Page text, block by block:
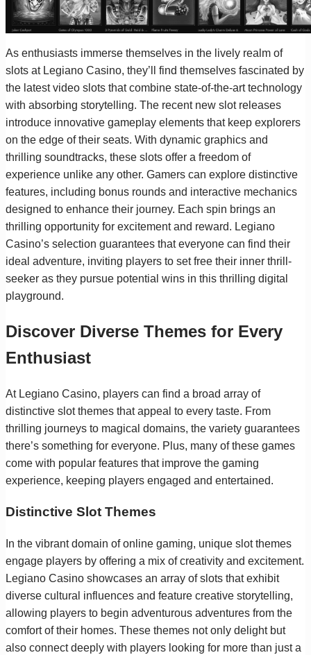
As enthusiasts immerse themselves in the lively realm of
slots at Legiano Casino, they’ll find themselves fascinated by
the latest video slots that combine state-of-the-art technology
with absorbing storytelling. The recent new slot releases
introduce innovative gameplay elements that keep explorers
on the edge of their seats. With dynamic graphics and
thrilling soundtracks, these slots offer a freedom of
experience unlike any other. Gamers can explore distinctive
features, including bonus rounds and interactive mechanics
designed to enhance their journey. Each spin brings an
thrilling opportunity for excitement and reward. Legiano
Casino’s selection guarantees that everyone can find their
ideal adventure, inviting players to set free their inner thrill-
seeker as they pursue potential wins in this thrilling digital
playground.
Discover Diverse Themes for Every
Enthusiast
At Legiano Casino, players can find a broad array of
distinctive slot themes that appeal to every taste. From
thrilling journeys to magical domains, the variety guarantees
there’s something for everyone. Plus, many of these games
come with popular features that improve the gaming
experience, keeping players engaged and entertained.
Distinctive Slot Themes
In the vibrant domain of online gaming, unique slot themes
engage players by offering a mix of creativity and excitement.
Legiano Casino showcases an array of slots that exhibit
diverse cultural influences and feature creative storytelling,
allowing players to begin adventurous adventures from the
comfort of their homes. These themes not only delight but
also connect deeply with players looking for more than just a